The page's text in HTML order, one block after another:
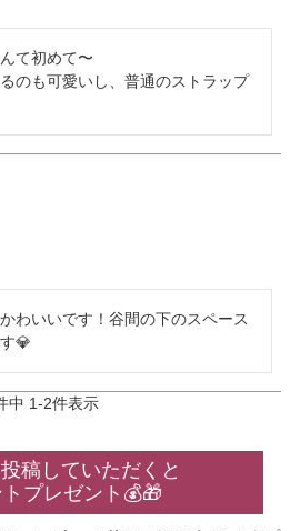
て初めて〜
のも可愛いし、普通のストラップ
わいいです！谷間の下のスペース
💎
中 1-2件表示
稿していただくと
プレゼント💰🎁